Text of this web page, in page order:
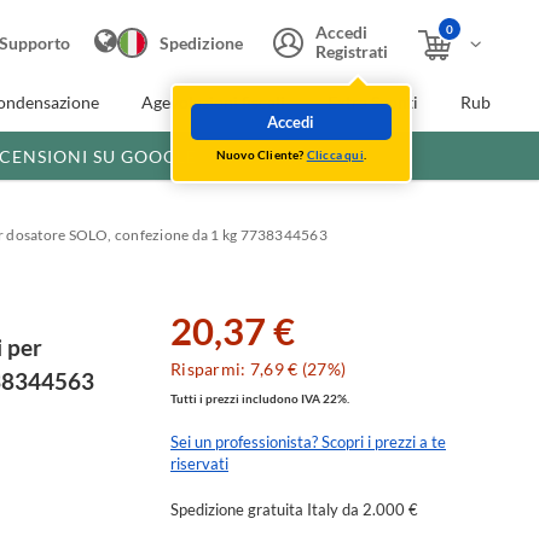
Supporto Spedizione
Accedi
Registrati
Accedi
Nuovo Cliente? Clicca qui
0
Agevolazioni fiscali Extra Sconti
SU GOOGLE
SOLO, confezione da 1 kg 7738344563
per
20,37 €
Risparmi: 7,69 € (27%)
Tutti i prezzi includono IVA 22%.
Sei un professionista? Scopri i prezzi a te
riservati
Spedizione gratuita Italy da 2.000 €